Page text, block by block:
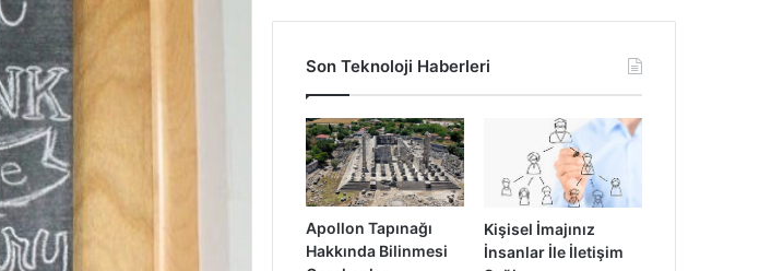
Son Teknoloji Haberleri
Apollon Tapınağı
Hakkında Bilinmesi
Kişisel İmajınız
İnsanlar İle İletişim